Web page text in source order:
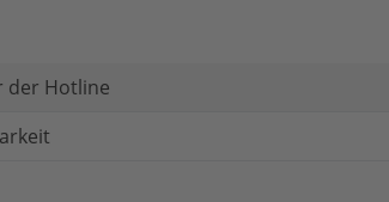
der Hotline